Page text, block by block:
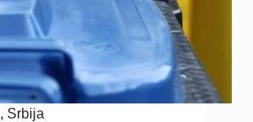
, Srbija